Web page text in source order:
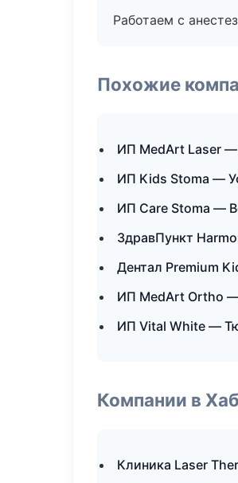
Работаем с
Похожие
ИП MedArt Laser
ИП Kids Stoma —
ИП Care Stoma —
ЗдравПункт
Дентал Premium
ИП MedArt Ortho
ИП Vital White —
Компании в
Клиника Laser